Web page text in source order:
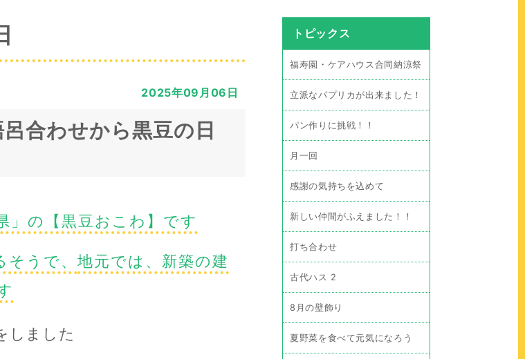
2025年09月06日
合わせから黒豆の日
」の【黒豆おこわ】です
うで、 地元では、新築の建
しました
トピックス
福寿園・ケアハウス合同納涼祭
立派なパプリカが出来ました！
パン作りに挑戦！！
月一回
感謝の気持ちを込めて
新しい仲間がふえました！！
打ち合わせ
古代ハス 2
8月の壁飾り
夏野菜を食べて元気になろう